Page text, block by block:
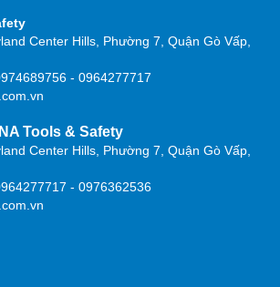
Center Hills, Phường 7, Quận Gò Vấp,
- 0964277717
Tools & Safety
Center Hills, Phường 7, Quận Gò Vấp,
- 0976362536